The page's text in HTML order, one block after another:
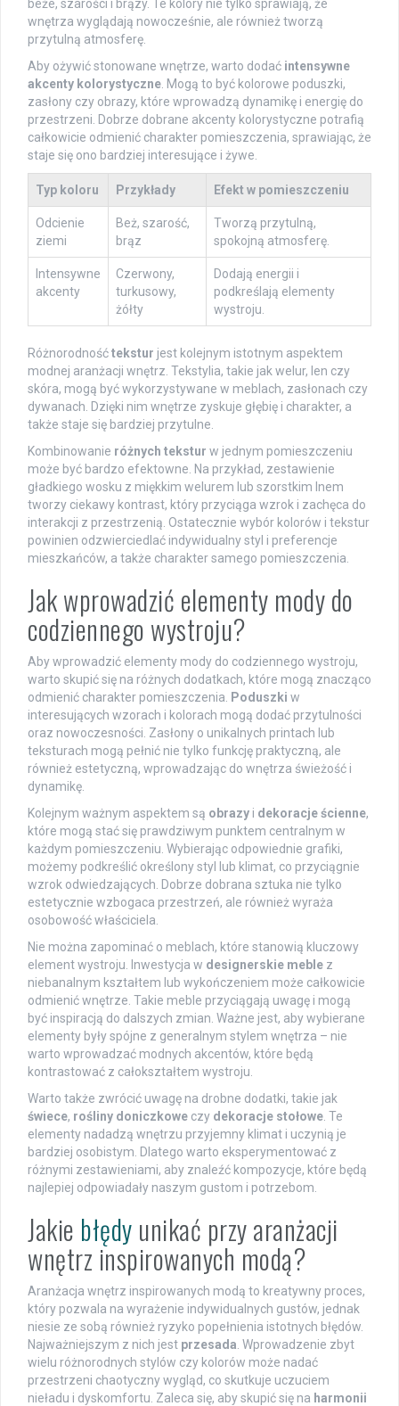
beże, szarości i brązy. Te kolory nie tylko sprawiają, że
wnętrza wyglądają nowocześnie, ale również tworzą
przytulną atmosferę.
Aby ożywić stonowane wnętrze, warto dodać intensywne
akcenty kolorystyczne . Mogą to być kolorowe poduszki,
zasłony czy obrazy, które wprowadzą dynamikę i energię do
przestrzeni. Dobrze dobrane akcenty kolorystyczne potrafią
całkowicie odmienić charakter pomieszczenia, sprawiając, że
staje się ono bardziej interesujące i żywe.
Typ koloru Przykłady Efekt w pomieszczeniu
Odcienie
ziemi
Beż, szarość,
brąz
Tworzą przytulną,
spokojną atmosferę.
Intensywne
akcenty
Czerwony,
turkusowy,
żółty
Dodają energii i
podkreślają elementy
wystroju.
Różnorodnośćtekstur jest kolejnym istotnym aspektem
modnej aranżacji wnętrz. Tekstylia, takie jak welur, len czy
skóra, mogą być wykorzystywane w meblach, zasłonach czy
dywanach. Dzięki nim wnętrze zyskuje głębię i charakter, a
także staje się bardziej przytulne.
Kombinowanie różnych tekstur w jednym pomieszczeniu
może być bardzo efektowne. Na przykład, zestawienie
gładkiego wosku z miękkim welurem lub szorstkim lnem
tworzy ciekawy kontrast, który przyciąga wzrok i zachęca do
interakcji z przestrzenią. Ostatecznie wybór kolorów i tekstur
powinien odzwierciedlać indywidualny styl i preferencje
mieszkańców, a także charakter samego pomieszczenia.
Jak wprowadzić elementy mody do
codziennego wystroju?
Aby wprowadzić elementy mody do codziennego wystroju,
warto skupić się na różnych dodatkach, które mogą znacząco
odmienić charakter pomieszczenia. Poduszki w
interesujących wzorach i kolorach mogą dodać przytulności
oraz nowoczesności. Zasłony o unikalnych printach lub
teksturach mogą pełnić nie tylko funkcję praktyczną, ale
również estetyczną, wprowadzając do wnętrza świeżość i
dynamikę.
Kolejnym ważnym aspektem są obrazy i dekoracje ścienne,
które mogą stać się prawdziwym punktem centralnym w
każdym pomieszczeniu. Wybierając odpowiednie grafiki,
możemy podkreślić określony styl lub klimat, co przyciągnie
wzrok odwiedzających. Dobrze dobrana sztuka nie tylko
estetycznie wzbogaca przestrzeń, ale również wyraża
osobowość właściciela.
Nie można zapominać o meblach, które stanowią kluczowy
element wystroju. Inwestycja w designerskie meble z
niebanalnym kształtem lub wykończeniem może całkowicie
odmienić wnętrze. Takie meble przyciągają uwagę i mogą
być inspiracją do dalszych zmian. Ważne jest, aby wybierane
elementy były spójne z generalnym stylem wnętrza – nie
warto wprowadzać modnych akcentów, które będą
kontrastować z całokształtem wystroju.
Warto także zwrócić uwagę na drobne dodatki, takie jak
świece, rośliny doniczkowe czy dekoracje stołowe . Te
elementy nadadzą wnętrzu przyjemny klimat i uczynią je
bardziej osobistym. Dlatego warto eksperymentować z
różnymi zestawieniami, aby znaleźć kompozycje, które będą
najlepiej odpowiadały naszym gustom i potrzebom.
Jakie błędy unikać przy aranżacji
wnętrz inspirowanych modą?
Aranżacja wnętrz inspirowanych modą to kreatywny proces,
który pozwala na wyrażenie indywidualnych gustów, jednak
niesie ze sobą również ryzyko popełnienia istotnych błędów.
Najważniejszym z nich jest przesada . Wprowadzenie zbyt
wielu różnorodnych stylów czy kolorów może nadać
przestrzeni chaotyczny wygląd, co skutkuje uczuciem
nieładu i dyskomfortu. Zaleca się, aby skupić się na harmonii